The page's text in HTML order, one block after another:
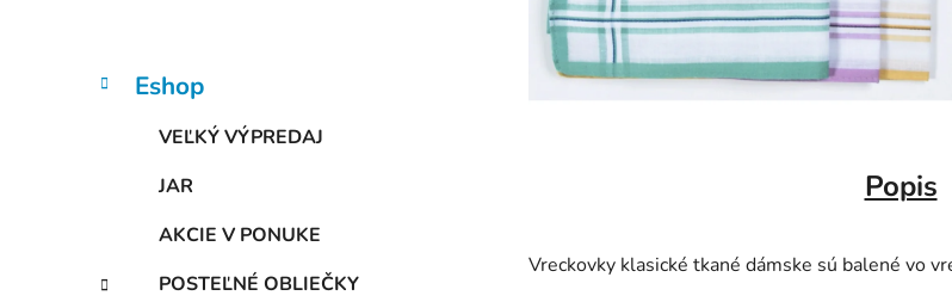
lPreskočiť
kategórie
K
a
e
Eshop
VEĽKÝ VÝPREDAJ
JAR
AKCIE V PONUKE
POSTEĽNÉ OBLIEČKY
Popis
Vreckovky klasické tkané dámske sú balené vo